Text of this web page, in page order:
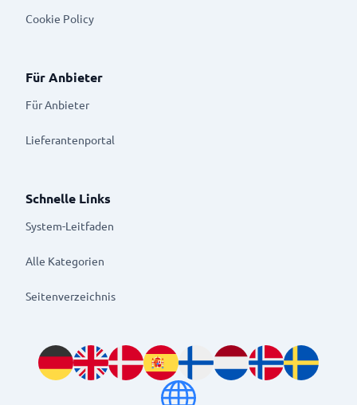
Cookie Policy
Für Anbieter
Für Anbieter
Lieferantenportal
Schnelle Links
System-Leitfaden
Alle Kategorien
Seitenverzeichnis